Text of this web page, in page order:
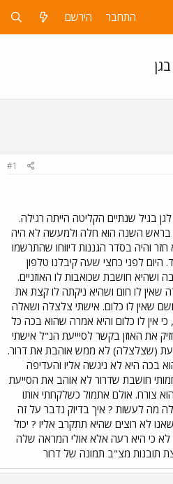
התחבר הירשם
#1
בגיל שנתיים הקליטה הייתה רגילה.
בראש השנה הוא חלה ולמעשה לא היה
והיה בסדר הגננות דיווחו שהתרשמו
היום לפני כחצי שעה קיבלנו טלפון
ושהיא חושבת שכואבות לו האוזניים.
שאין לו חום ושהיא ניקתה לו קצת את
שאין לו כלום. אישתי צלצלה ושאלה
אין לו כלום והיא אמרה שהוא בכה כל
את האוזן בקשר לסיייעת הנ"ל אישתי
(שצלצלה) לא ממש אוהבת את דרור.
בכה היא לא ניגשה אליו והעדיפה
חושבת שדרור לא אוהב את הסייעת
צורח. אולם אתמול כשלקחתי אותו
מה לעשות ? איך בדיוק נדבר על זה
לא רוצים שהיא תתקרב אליו ? יכול
לא כי היא רעה אלא אולי המראה שלה
תובנות מצ"ב תמונה של דרור